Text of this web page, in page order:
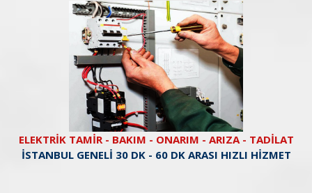
ELEKTRİK TAMİR - BAKIM - ONARIM - ARIZA - TADİLAT
İSTANBUL GENELİ 30 DK - 60 DK ARASI HIZLI HİZMET